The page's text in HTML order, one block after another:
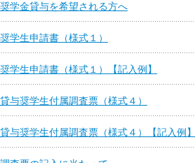
奨学金貸与を希望される方へ
奨学生申請書（様式１）
奨学生申請書（様式１）【記入例】
貸与奨学生付属調査票（様式４）
貸与奨学生付属調査票（様式４）【記入例